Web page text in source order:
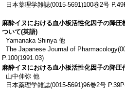
日本薬理学雑誌(0015-5691)100巻2号
麻酔イヌにおける血小板活性化因子の降
ついて(英語)
Yamanaka Shinya 他
The Japanese Journal of
P.100(1991.03)
麻酔イヌにおける血小板活性化因子の降圧
山中伸弥 他
日本薬理学雑誌(0015-5691)96巻2号